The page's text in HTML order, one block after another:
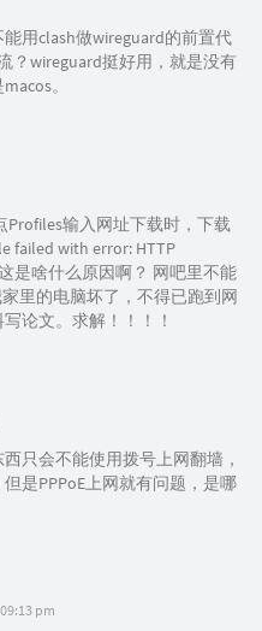
用clash做wireguard的前置代
？wireguard挺好用，就是没有
。
Profiles输入网址下载时，下载
failed with error: HTTP
是啥什么原因啊？ 网吧里不能
里的电脑坏了，不得已跑到网
论文。求解！！！！
只会不能使用拨号上网翻墙，
是PPPoE上网就有问题，是哪
pm